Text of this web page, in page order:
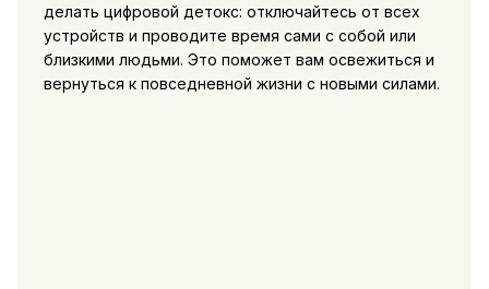
делать цифровой детокс: отключайтесь от всех
устройств и проводите время сами с собой или
близкими людьми. Это поможет вам освежиться и
вернуться к повседневной жизни с новыми силами.